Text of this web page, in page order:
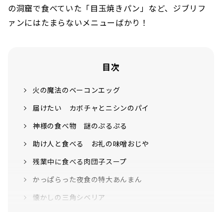
の洞窟で食べていた「目玉焼きパン」など、ジブリフ
ァンにはたまらないメニューばかり！
目次
火の魔法のベーコンエッグ
届けたい カボチャとニシンのパイ
神様の食べ物 謎のぷるぷる
助け人と食べる お礼の味噌おじや
残業中に食べる肉団子スープ
かっぱらった夜食の特大あんまん
懐かしの三角シベリア